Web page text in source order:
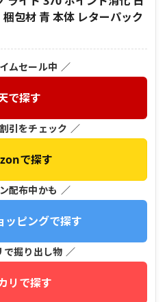
包材 青 本体 レターパック
ムセール中 ／
で探す
引をチェック ／
で探す
配布中かも ／
ピングで探す
で掘り出し物 ／
リで探す